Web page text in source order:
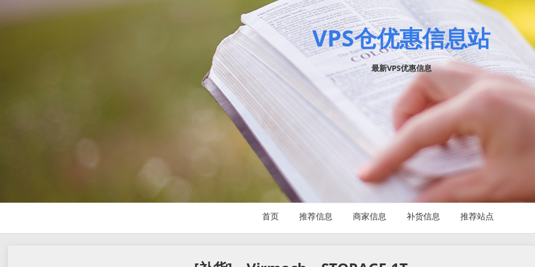
VPS仓优惠信息站
最新VPS优惠信息
首页 推荐信息 商家信息 补货信息 推荐站点